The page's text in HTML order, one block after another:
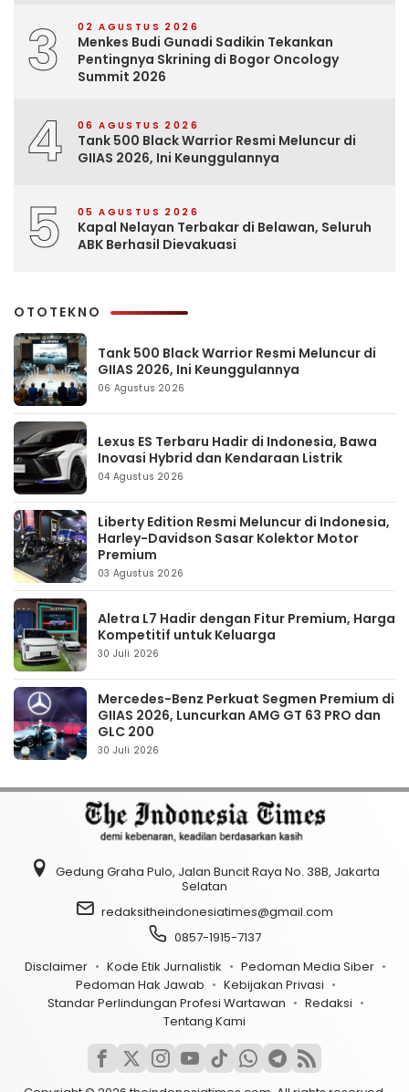
3 02 AGUSTUS 2026
Menkes Budi Gunadi Sadikin Tekankan
Pentingnya Skrining di Bogor Oncology
Summit 2026
4 06 AGUSTUS 2026
Tank 500 Black Warrior Resmi Meluncur di
GIIAS 2026, Ini Keunggulannya
5 05 AGUSTUS 2026
Kapal Nelayan Terbakar di Belawan, Seluruh
ABK Berhasil Dievakuasi
OTOTEKNO
Tank 500 Black Warrior Resmi Meluncur di
GIIAS 2026, Ini Keunggulannya
06 Agustus 2026
Lexus ES Terbaru Hadir di Indonesia, Bawa
Inovasi Hybrid dan Kendaraan Listrik
04 Agustus 2026
Liberty Edition Resmi Meluncur di Indonesia,
Harley-Davidson Sasar Kolektor Motor
Premium
03 Agustus 2026
Aletra L7 Hadir dengan Fitur Premium, Harga
Kompetitif untuk Keluarga
30 Juli 2026
Mercedes-Benz Perkuat Segmen Premium di
GIIAS 2026, Luncurkan AMG GT 63 PRO dan
GLC 200
30 Juli 2026
Gedung Graha Pulo, Jalan Buncit Raya No. 38B, Jakarta
Selatan
redaksitheindonesiatimes@gmail.com
0857-1915-7137
Disclaimer
Kode Etik Jurnalistik
Pedoman Media Siber
Pedoman Hak Jawab
Kebijakan Privasi
Standar Perlindungan Profesi Wartawan
Redaksi
Tentang Kami